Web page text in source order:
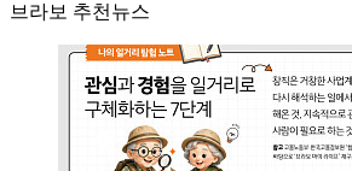
브라보 추천뉴스